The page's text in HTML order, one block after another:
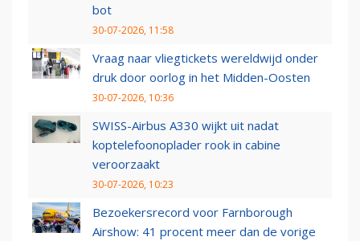
bot
30-07-2026, 11:58
Vraag naar vliegtickets wereldwijd onder
druk door oorlog in het Midden-Oosten
30-07-2026, 10:36
SWISS-Airbus A330 wijkt uit nadat
koptelefoonoplader rook in cabine
veroorzaakt
30-07-2026, 10:23
Bezoekersrecord voor Farnborough
Airshow: 41 procent meer dan de vorige